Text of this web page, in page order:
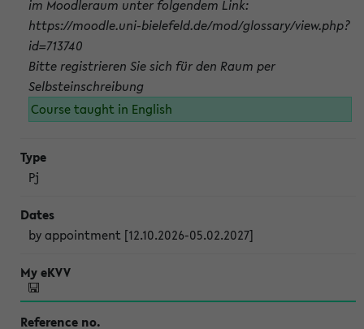
im Moodleraum unter folgendem Link:
https://moodle.uni-bielefeld.de/mod/glossary/view.php?
id=713740
Bitte registrieren Sie sich für den Raum per
Selbsteinschreibung
Course taught in English
Pj
by appointment [12.10.2026-05.02.2027]